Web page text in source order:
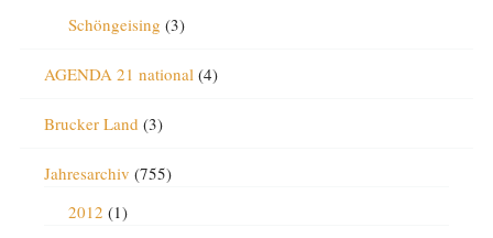
Schöngeising (3)
AGENDA 21 national(4)
Brucker Land (3)
Jahresarchiv (755)
2012 (1)